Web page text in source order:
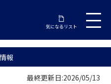
気になるリスト
報
最終更新日:2026/05/13